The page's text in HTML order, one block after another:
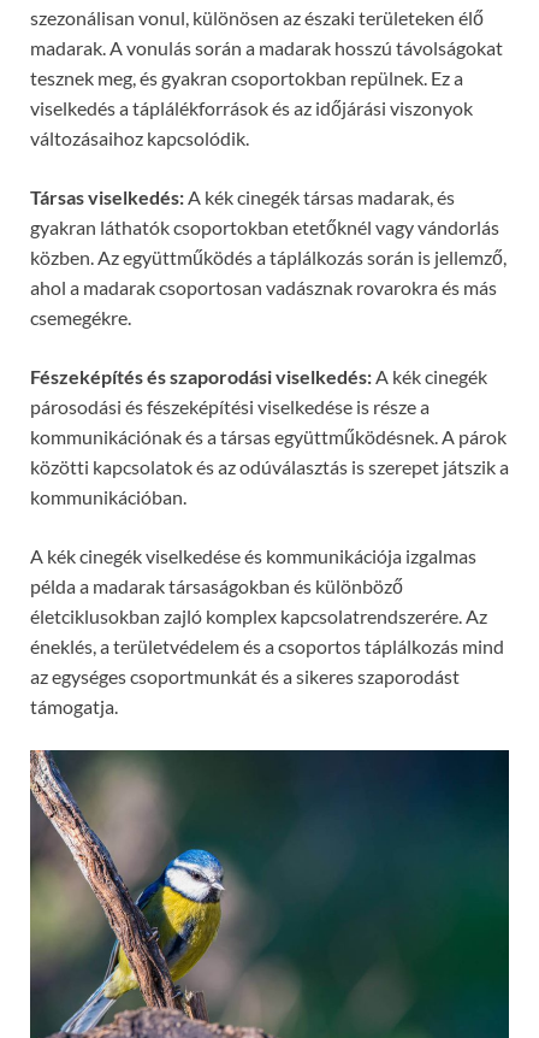
szezonálisan vonul, különösen az északi területeken élő
madarak. A vonulás során a madarak hosszú távolságokat
tesznek meg, és gyakran csoportokban repülnek. Ez a
viselkedés a táplálékforrások és az időjárási viszonyok
változásaihoz kapcsolódik.
Társas viselkedés:A kék cinegék társas madarak, és
gyakran láthatók csoportokban etetőknél vagy vándorlás
közben. Az együttműködés a táplálkozás során is jellemző,
ahol a madarak csoportosan vadásznak rovarokra és más
csemegékre.
Fészeképítés és szaporodási viselkedés:A kék cinegék
párosodási és fészeképítési viselkedése is része a
kommunikációnak és a társas együttműködésnek. A párok
közötti kapcsolatok és az odúválasztás is szerepet játszik a
kommunikációban.
A kék cinegék viselkedése és kommunikációja izgalmas
példa a madarak társaságokban és különböző
életciklusokban zajló komplex kapcsolatrendszerére. Az
éneklés, a területvédelem és a csoportos táplálkozás mind
az egységes csoportmunkát és a sikeres szaporodást
támogatja.